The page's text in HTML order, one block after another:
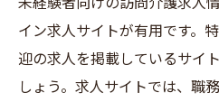
イン求人サイトが有用です。
迎の求人を掲載しているサイ
しょう。求人サイトでは、職